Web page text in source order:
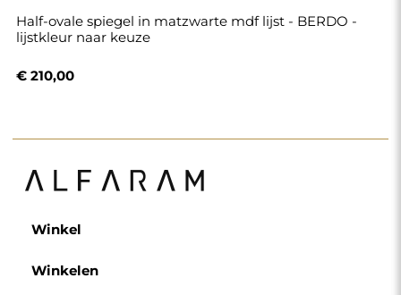
Half-ovale spiegel in matzwarte mdf lijst - BERDO -
lijstkleur naar keuze
€ 210,00
Winkel
Winkelen